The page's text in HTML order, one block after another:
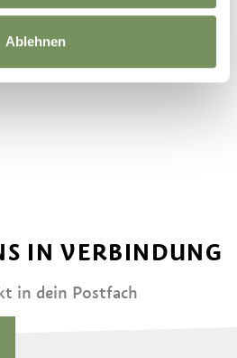
Ablehnen
©OpenStreetMapcontributors
IN VERBINDUNG
in dein Postfach